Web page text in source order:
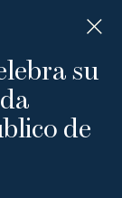
su
de